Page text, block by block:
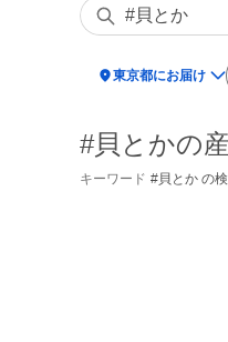
location_on東京都にお届け
#貝とかの
キーワード #貝とか の